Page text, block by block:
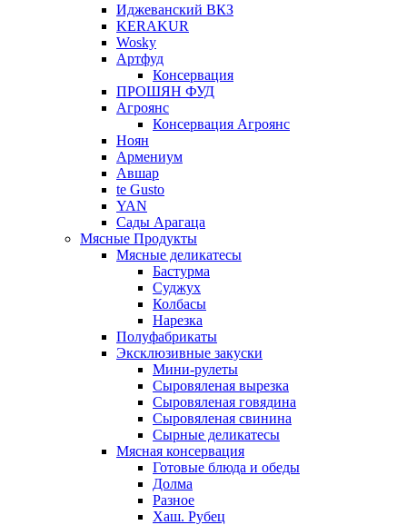
Иджеванский ВКЗ
KERAKUR
Wosky
Артфуд
Консервация
ПРОШЯН ФУД
Агроянс
Консервация Агроянс
Ноян
Армениум
Авшар
te Gusto
YAN
Сады Арагаца
Мясные Продукты
Мясные деликатесы
Бастурма
Суджух
Колбасы
Нарезка
Полуфабрикаты
Эксклюзивные закуски
Мини-рулеты
Сыровяленая вырезка
Сыровяленая говядина
Сыровяленая свинина
Сырные деликатесы
Мясная консервация
Готовые блюда и обеды
Долма
Разное
Хаш. Рубец